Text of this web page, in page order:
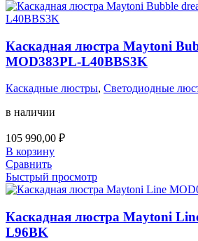
Каскадная люстра Maytoni
MOD383PL-L40BBS3K
Каскадные люстры, Светодиодные
в наличии
105 990,00 ₽
В корзину
Сравнить
Быстрый просмотр
Каскадная люстра Maytoni
L96BK